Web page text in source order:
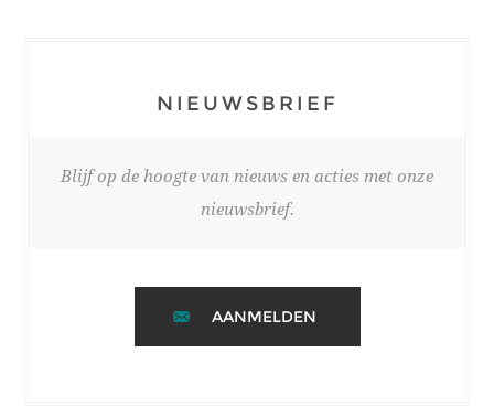
NIEUWSBRIEF
Blijf op de hoogte van nieuws en acties met onze
nieuwsbrief.
AANMELDEN